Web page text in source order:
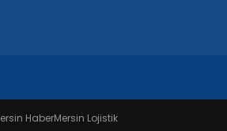
HaberMersin Lojistik